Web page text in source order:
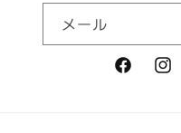
メール
Facebook